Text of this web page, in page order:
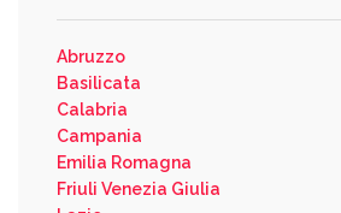
Abruzzo
Basilicata
Calabria
Campania
Emilia Romagna
Friuli Venezia Giulia